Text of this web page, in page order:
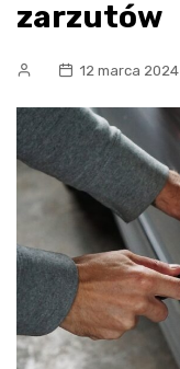
zarzutów
12 marca 2024